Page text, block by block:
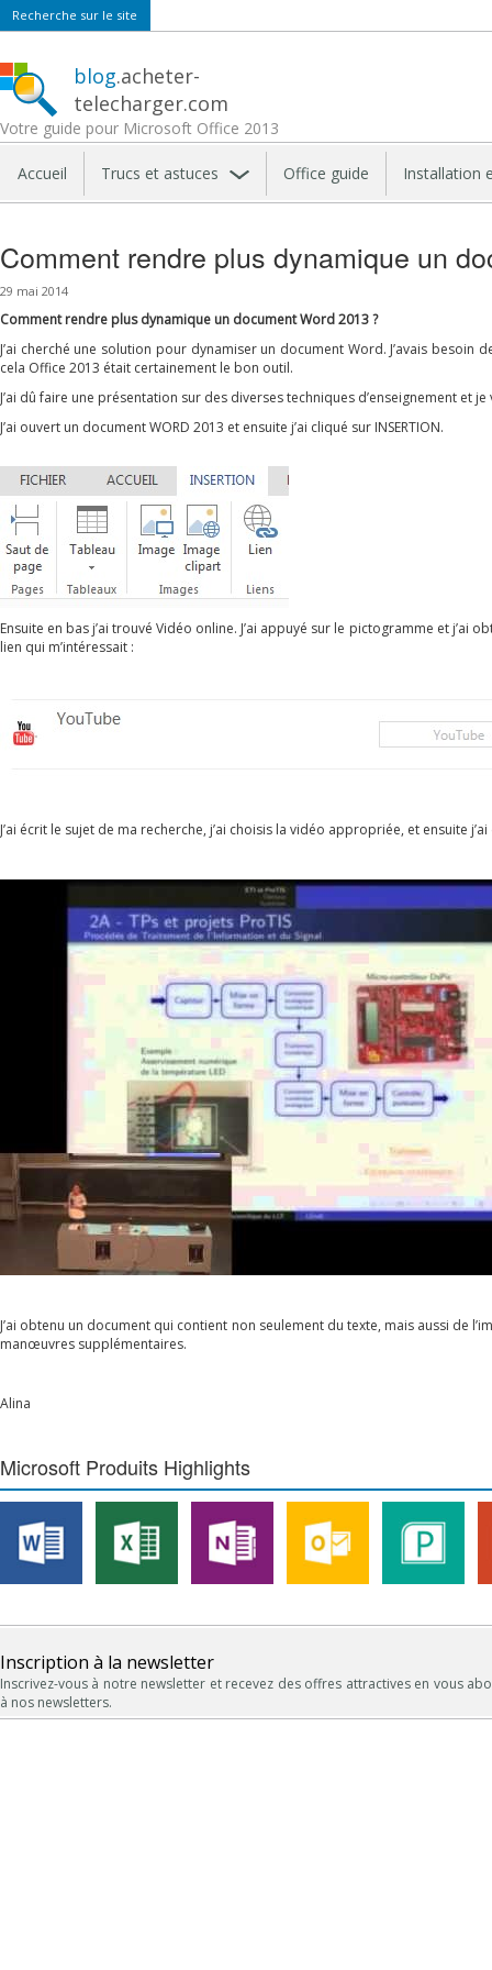
Recherche sur le site
blog.acheter-
telecharger.com
Votre guide pour Microsoft Office 2013
Accueil Trucs et astuces Office guide Installation
Comment rendre plus dynamique un
29 mai 2014
Comment rendre plus dynamique un document Word 2013 ?
J’ai cherché une solution pour dynamiser un document Word. J’avais
cela Office 2013 était certainement le bon outil.
J’ai dû faire une présentation sur des diverses techniques d’enseignement et
J’ai ouvert un document WORD 2013 et ensuite j’ai cliqué sur INSERTION.
Ensuite en bas j’ai trouvé Vidéo online. J’ai appuyé sur le pictogramme et j’ai
lien qui m’intéressait :
J’ai écrit le sujet de ma recherche, j’ai choisis la vidéo appropriée, et ensuite j’ai
J’ai obtenu un document qui contient non seulement du texte, mais aussi de
manœuvres supplémentaires.
Alina
Microsoft Produits Highlights
Inscription à la newsletter
Inscrivez-vous à notre newsletter et recevez des offres attractives en vous
à nos newsletters.